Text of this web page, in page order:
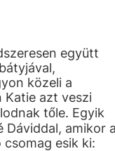
együtt
közeli a
Katie azt veszi
tőle. Egyik
Dáviddal, amikor a
esik ki: